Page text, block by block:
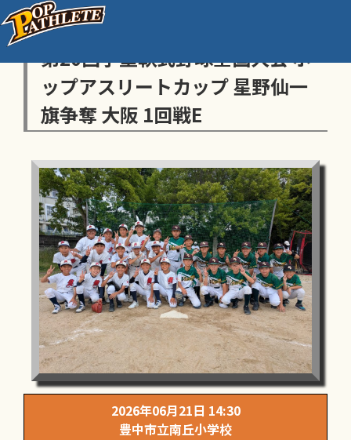
センス・トラストトーナメント
第20回学童軟式野球全国大会 ポ
ップアスリートカップ 星野仙一
旗争奪 大阪 1回戦E
2026年06月21日 14:30
豊中市立南丘小学校